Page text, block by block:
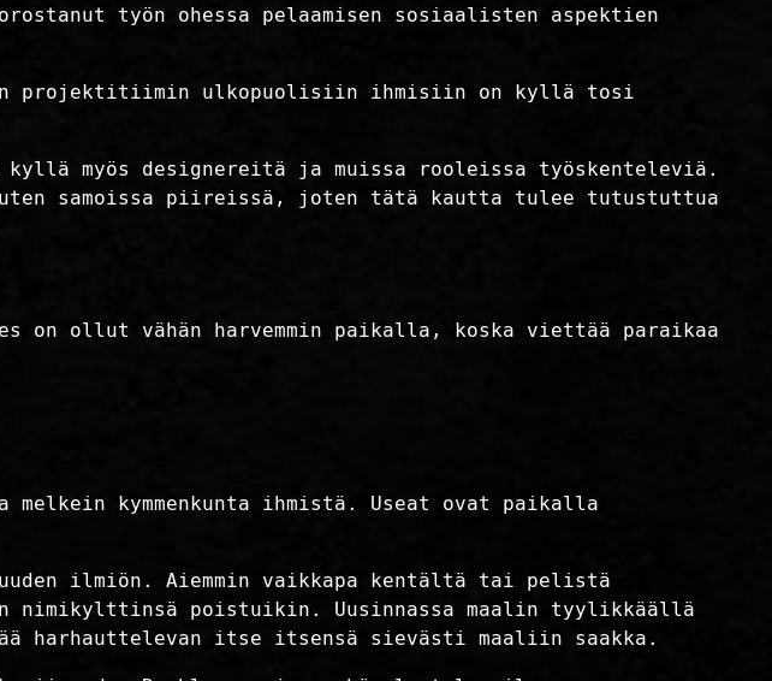
työn ohessa pelaamisen sosiaalisten aspektien
projektitiimin ulkopuolisiin ihmisiin on kyllä tosi
myös designereitä ja muissa rooleissa työskenteleviä.
samoissa piireissä, joten tätä kautta tulee tutustuttua
on ollut vähän harvemmin paikalla, koska viettää paraikaa
kymmenkunta ihmistä. Useat ovat paikalla
ilmiön. Aiemmin vaikkapa kentältä tai pelistä
nimikylttinsä poistuikin. Uusinnassa maalin tyylikkäällä
harhauttelevan itse itsensä sievästi maaliin saakka.